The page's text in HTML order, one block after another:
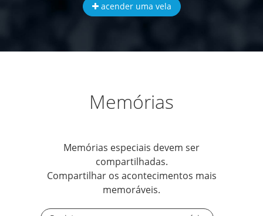
acender uma vela
Memórias
Memórias especiais devem ser
compartilhadas.
Compartilhar os acontecimentos mais
memoráveis.